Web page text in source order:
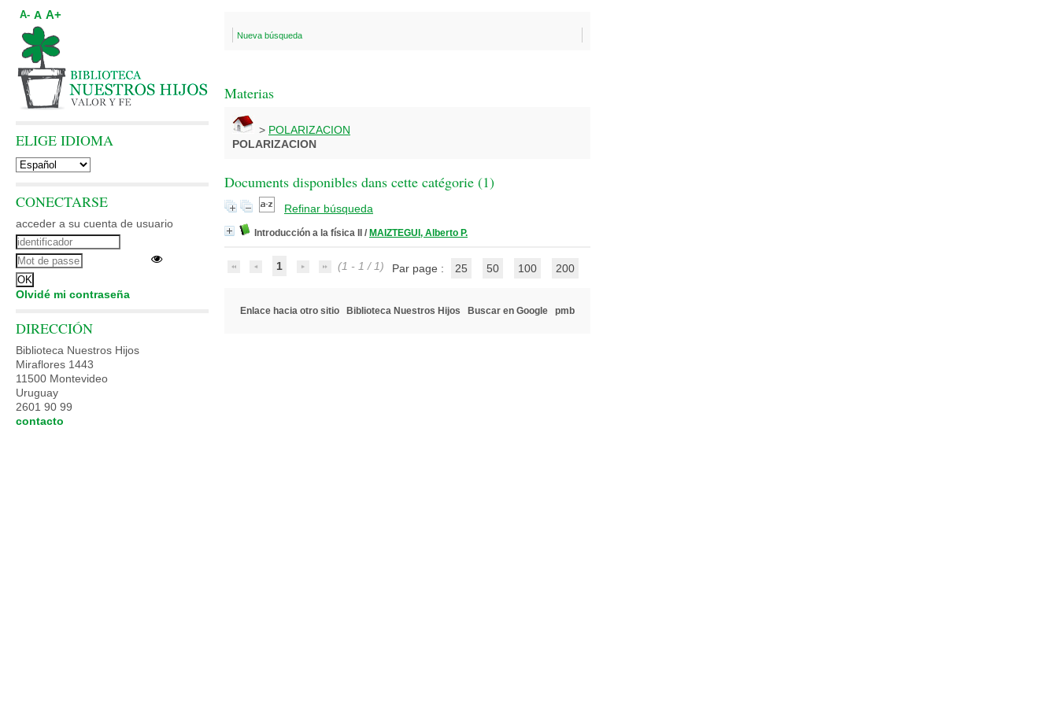
Nueva búsqueda
Materias
> POLARIZACION
POLARIZACION
Documents disponibles dans cette catégorie (1)
Refinar búsqueda
Introducción a la física II / MAIZTEGUI, Alberto P.
1 (1 - 1 / 1) Par page : 25 50 100 200
Enlace hacia otro sitio Biblioteca Nuestros Hijos Buscar en Google pmb
A- A A+
ELIGE IDIOMA
CONECTARSE
acceder a su cuenta de usuario
Olvidé mi contraseña
DIRECCIÓN
Biblioteca Nuestros Hijos
Miraflores 1443
11500 Montevideo
Uruguay
2601 90 99
contacto